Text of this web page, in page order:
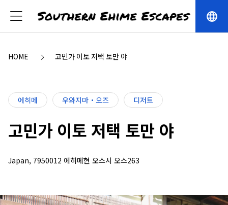
language
HOME 고민가 이토 저택 토만 야
에히메 우와지마・오즈 디저트
고민가 이토 저택 토만 야
Japan, 7950012 에히메현 오스시 오스263